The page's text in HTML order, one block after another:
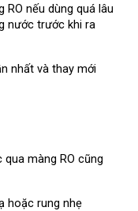
nếu dùng quá lâu
nước trước khi ra
nhất và thay mới
màng RO cũng
hoặc rung nhẹ